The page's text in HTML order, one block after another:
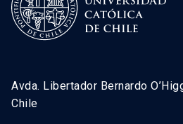
Avda. Libertador Bernardo
Chile